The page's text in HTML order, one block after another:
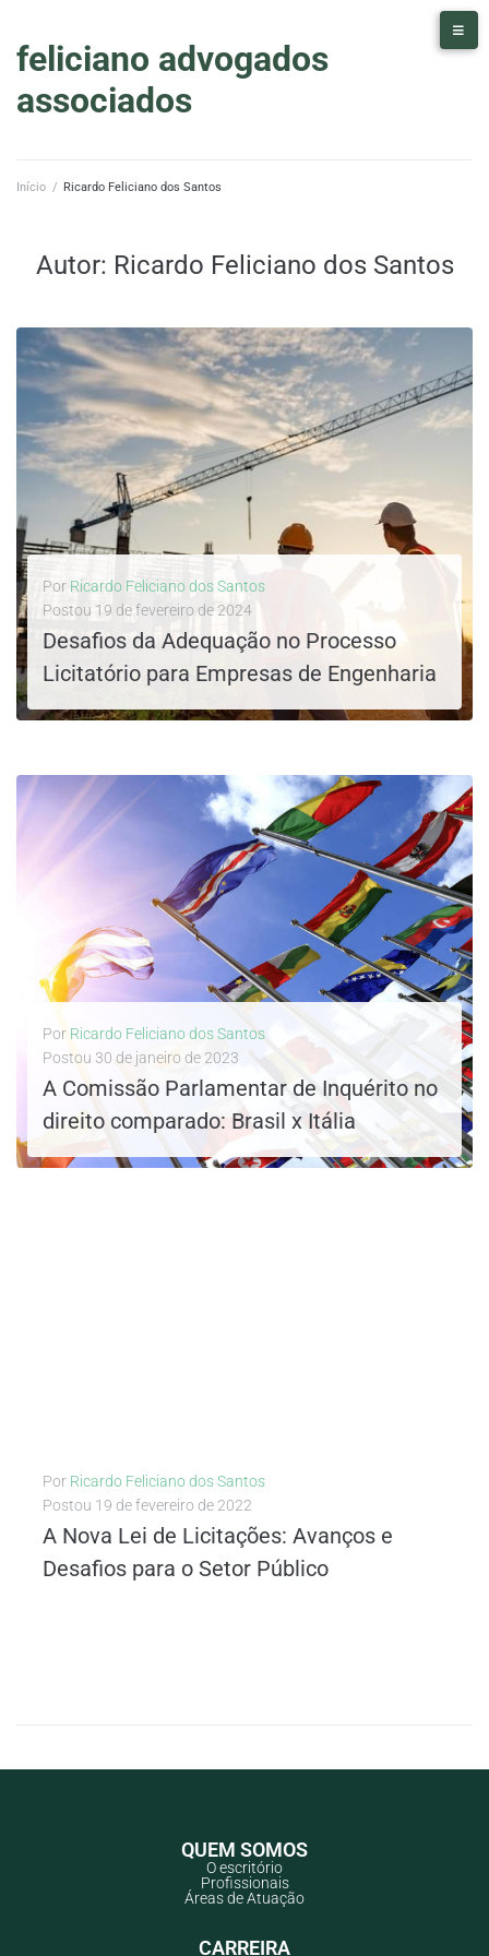
feliciano advogados
associados
Início / Ricardo Feliciano dos Santos
Autor: Ricardo Feliciano dos Santos
Por Ricardo Feliciano dos Santos
Postou 19 de fevereiro de 2024
Desafios da Adequação no Processo
Licitatório para Empresas de Engenharia
LEIA MAIS
Por Ricardo Feliciano dos Santos
Postou 30 de janeiro de 2023
A Comissão Parlamentar de Inquérito no
direito comparado: Brasil x Itália
Por Ricardo Feliciano dos Santos
Postou 19 de fevereiro de 2022
A Nova Lei de Licitações: Avanços e
Desafios para o Setor Público
QUEM SOMOS
O escritório
Profissionais
Áreas de Atuação
CARREIRA